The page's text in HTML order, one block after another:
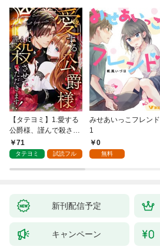
【タテヨミ】1.愛する
公爵様、謹んで殺させ
ていただきます！
71
タテヨミ 試読フル
みせあいっこフレンド
1
0
無料
新刊配信予定
キャンペーン